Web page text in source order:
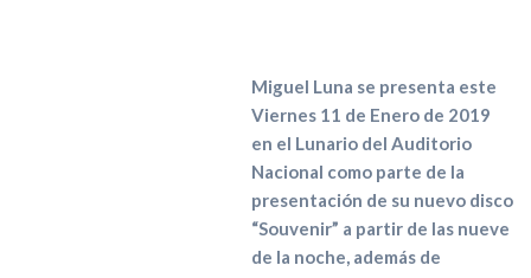
Miguel Luna se presenta este
Viernes 11 de Enero de 2019
en el Lunario del Auditorio
Nacional como parte de la
presentación de su nuevo disco
“Souvenir” a partir de las nueve
de la noche, además de